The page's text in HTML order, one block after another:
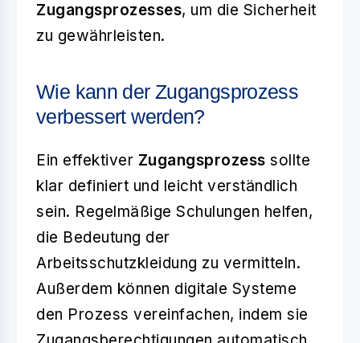
Zugangsprozesses, um die Sicherheit
zu gewährleisten.
Wie kann der Zugangsprozess
verbessert werden?
Ein effektiver Zugangsprozess sollte
klar definiert und leicht verständlich
sein. Regelmäßige Schulungen helfen,
die Bedeutung der
Arbeitsschutzkleidung zu vermitteln.
Außerdem können digitale Systeme
den Prozess vereinfachen, indem sie